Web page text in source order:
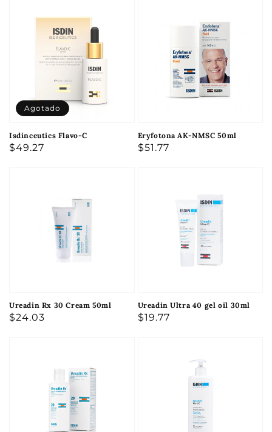
Isdinceutics Flavo-C
Precio
$49.27
Agotado
Eryfotona AK-NMSC 50ml
Precio
$51.77
Ureadin Rx 30 Cream 50ml
Precio
$24.03
Ureadin Ultra 40 gel oil 30ml
Precio
$19.77